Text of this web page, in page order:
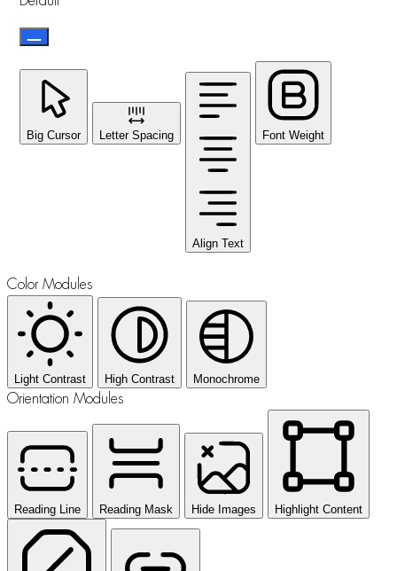
Big Cursor Letter Spacing
Align Text
Font Weight
Color Modules
Light Contrast High Contrast Monochrome
Orientation Modules
Reading Line Reading Mask Hide Images Highlight Content